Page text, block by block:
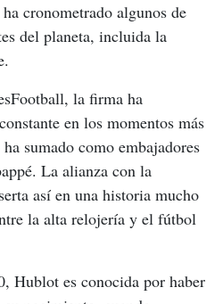
cronometrado algunos de
del planeta, incluida la
la firma ha
en los momentos más
sumado como embajadores
La alianza con la
así en una historia mucho
la alta relojería y el fútbol
Hublot es conocida por haber